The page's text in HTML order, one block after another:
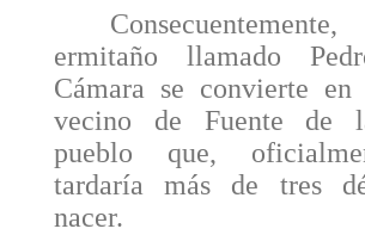
ermitaño llamado
Cámara se convierte
vecino de Fuente de
pueblo que,
tardaría más de tres
nacer.